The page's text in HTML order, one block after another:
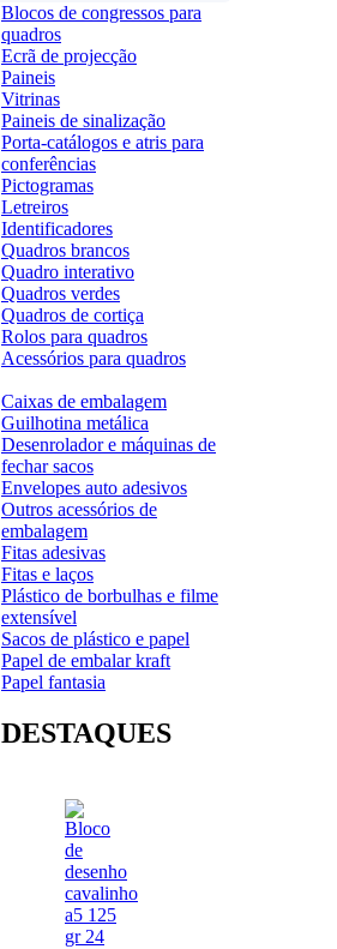
Blocos de congressos para
quadros
Ecrã de projecção
Paineis
Vitrinas
Paineis de sinalização
Porta-catálogos e atris para
conferências
Pictogramas
Letreiros
Identificadores
Quadros brancos
Quadro interativo
Quadros verdes
Quadros de cortiça
Rolos para quadros
Acessórios para quadros
Caixas de embalagem
Guilhotina metálica
Desenrolador e máquinas de
fechar sacos
Envelopes auto adesivos
Outros acessórios de
embalagem
Fitas adesivas
Fitas e laços
Plástico de borbulhas e filme
extensível
Sacos de plástico e papel
Papel de embalar kraft
Papel fantasia
DESTAQUES